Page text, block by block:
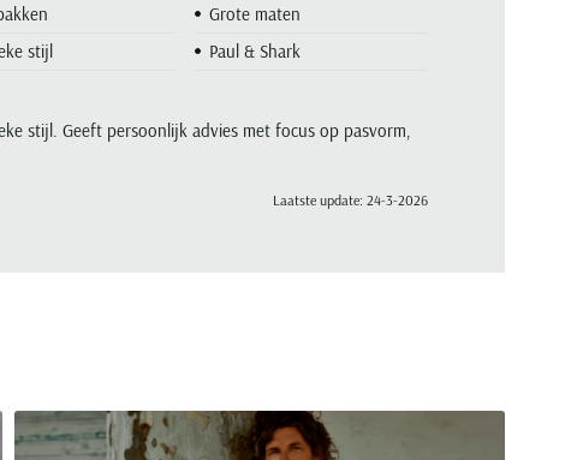
stijl. Geeft persoonlijk advies met focus op pasvorm,
Grote maten
stijl
Paul & Shark
Laatste update: 24-3-2026